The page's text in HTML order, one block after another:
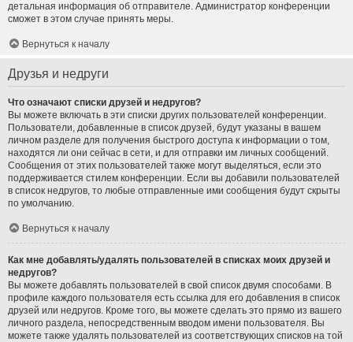
детальная информация об отправителе. Администратор конференции
сможет в этом случае принять меры.
Вернуться к началу
Друзья и недруги
Что означают списки друзей и недругов?
Вы можете включать в эти списки других пользователей конференции.
Пользователи, добавленные в список друзей, будут указаны в вашем
личном разделе для получения быстрого доступа к информации о том,
находятся ли они сейчас в сети, и для отправки им личных сообщений.
Сообщения от этих пользователей также могут выделяться, если это
поддерживается стилем конференции. Если вы добавили пользователей
в список недругов, то любые отправленные ими сообщения будут скрыты
по умолчанию.
Вернуться к началу
Как мне добавлять/удалять пользователей в списках моих друзей и
недругов?
Вы можете добавлять пользователей в свой список двумя способами. В
профиле каждого пользователя есть ссылка для его добавления в список
друзей или недругов. Кроме того, вы можете сделать это прямо из вашего
личного раздела, непосредственным вводом имени пользователя. Вы
можете также удалять пользователей из соответствующих списков на той